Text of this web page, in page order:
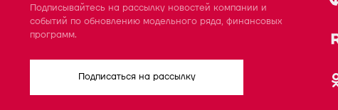
Подписывайтесь на рассылку новостей компании и
событий по обновлению модельного ряда, финансовых
программ.
Подписаться на рассылку